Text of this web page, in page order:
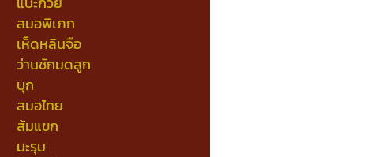
สมอพิเภก
เห็ดหลินจือ
ว่านชักมดลูก
บุก
สมอไทย
ส้มแขก
มะรุม